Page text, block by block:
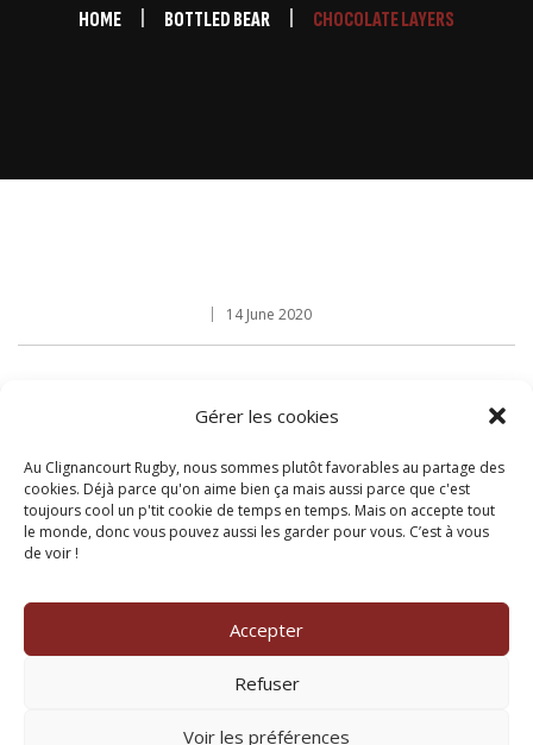
Gérer les cookies
Au Clignancourt Rugby, nous sommes plutôt favorables au partage des
cookies. Déjà parce qu'on aime bien ça mais aussi parce que c'est
toujours cool un p'tit cookie de temps en temps. Mais on accepte tout
le monde, donc vous pouvez aussi les garder pour vous. C’est à vous
de voir !
Accepter
Refuser
Voir les préférences
HOME BOTTLED BEAR CHOCOLATE LAYERS
14 June 2020